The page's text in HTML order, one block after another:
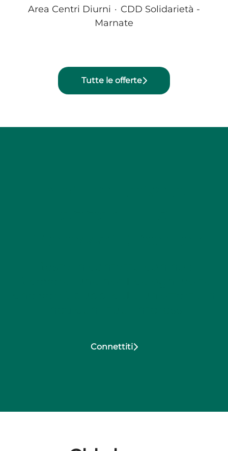
Area Centri Diurni · CDD Solidarietà -
Marnate
Tutte le offerte
Connettiti